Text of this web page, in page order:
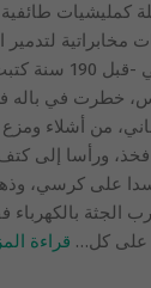
كمليشيات
لتدمير
فرانكشتاين؟
خطرت في باله
من أشلاء
ورأسا إلى
على كرسي،
بالكهرباء
على كل… قراءة